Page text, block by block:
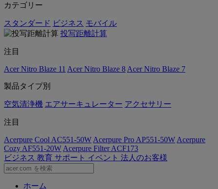
カテゴリー
スタンダード ビジネス モバイル
投写距離計算
注目
Acer Nitro Blaze 11 Acer Nitro Blaze 8 Acer Nitro Blaze 7
製品タイプ別
空気清浄機 エアサーキュレーター アクセサリー
注目
Acerpure Cool AC551-50W Acerpure Pro AP551-50W Acerpure
Cozy AF551-20W Acerpure Filter ACF173
ビジネス 教育 サポート イベント 法人のお客様
ホーム